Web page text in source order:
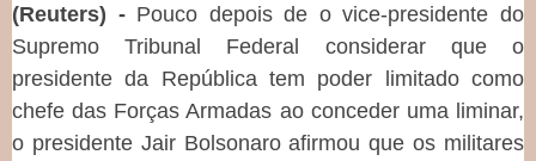
(Reuters) - Pouco depois de o vice-presidente do
Supremo Tribunal Federal considerar que o
presidente da República tem poder limitado como
chefe das Forças Armadas ao conceder uma liminar,
o presidente Jair Bolsonaro afirmou que os militares